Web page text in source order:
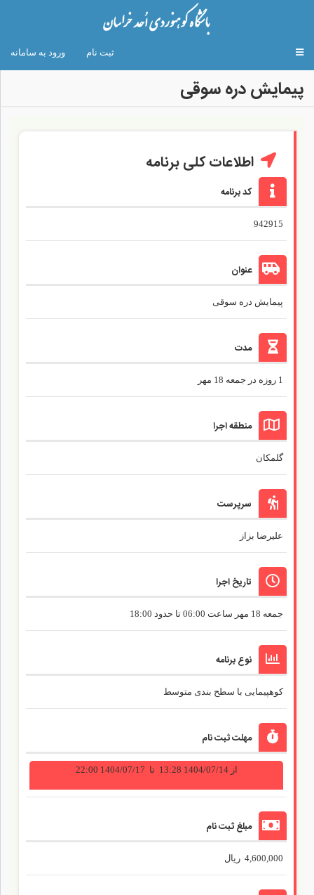
Toggle
ورود به سامانه ثبت نام
پیمایش دره سوقی
اطلاعات کلی برنامه
کد برنامه
942915
عنوان
پیمایش دره سوقی
مدت
1 روزه در جمعه 18 مهر
منطقه اجرا
گلمکان
سرپرست
علیرضا بزاز
تاریخ اجرا
جمعه 18 مهر ساعت 06:00 تا حدود 18:00
نوع برنامه
کوهپیمایی با سطح بندی متوسط
مهلت ثبت نام
از1404/07/14 13:28 تا 1404/07/17 22:00
مبلغ ثبت نام
4,600,000 ریال